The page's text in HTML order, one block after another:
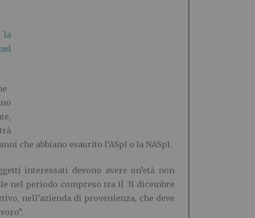
la
che abbiano esaurito l’ASpI o la NASpI.
interessati devono avere un’età non
nel periodo compreso tra il 31 dicembre
nell’azienda di provenienza, che deve